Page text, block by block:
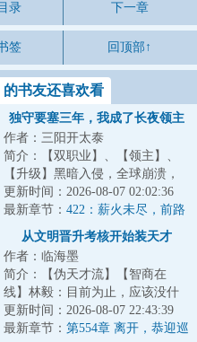
录 下一章
签 回顶部↑
书友还喜欢看
独守要塞三年，我成了长夜领主
作者：三阳开太泰
简介：【双职业】、【领主】、
【升级】黑暗入侵，全球崩溃，
暗幕席卷光明，魔物吞噬人类。
林修作为一个外...
更新时间：2026-08-07 02:02:36
最新章节： 422：薪火未尽，前路
不止
从文明晋升考核开始装天才
作者：临海墨
简介：【伪天才流】【智商在
线】林毅：目前为止，应该没什
么我领悟不了的，如果有，稍稍
给我点时间，那就...
更新时间：2026-08-07 22:43:39
最新章节： 第554章 离开，恭迎巡